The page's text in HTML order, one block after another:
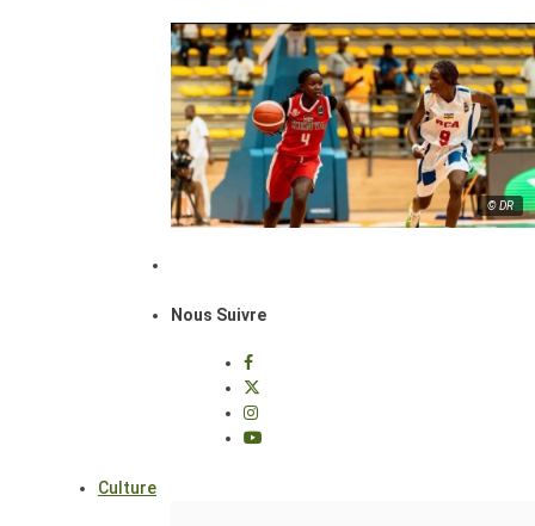
© DR
Nous Suivre
Culture